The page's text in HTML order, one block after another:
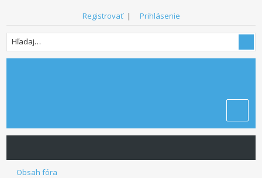
Registrovať| Prihlásenie
Obsah fóra